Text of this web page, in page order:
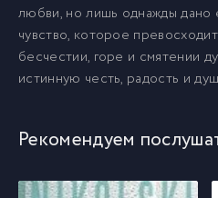
9 009
10 010
11 011
12 012
любви, но лишь однажды дано
чувство, которое
бесчестии, горе и смятении
истинную честь, радость и
Рекомендуем